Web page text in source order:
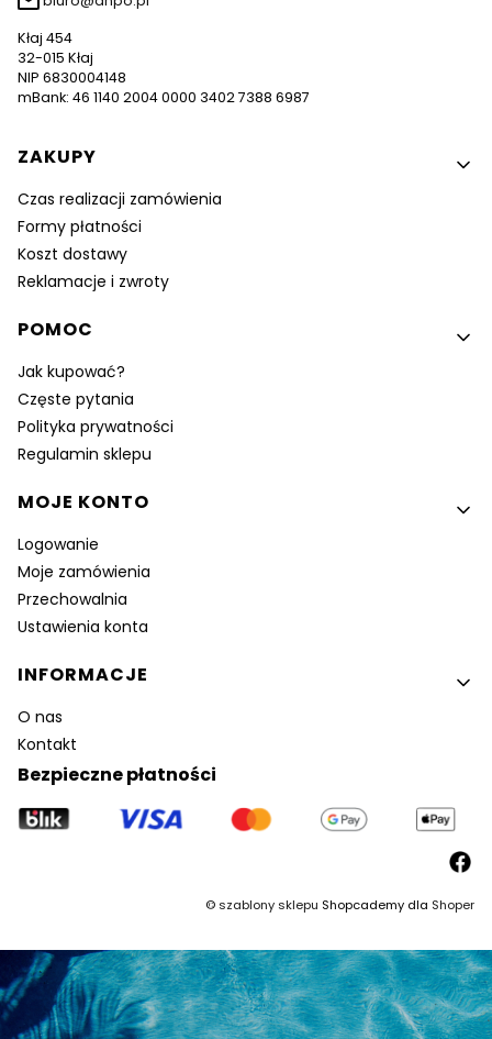
Kłaj 454
32-015 Kłaj
NIP 6830004148
mBank: 46 1140 2004 0000 3402 7388 6987
Linki w stopce
ZAKUPY
Czas realizacji zamówienia
Formy płatności
Koszt dostawy
Reklamacje i zwroty
POMOC
Jak kupować?
Częste pytania
Polityka prywatności
Regulamin sklepu
MOJE KONTO
Logowanie
Moje zamówienia
Przechowalnia
Ustawienia konta
INFORMACJE
O nas
Kontakt
Bezpieczne płatności
©szablony sklepu Shopcademy dla Shoper